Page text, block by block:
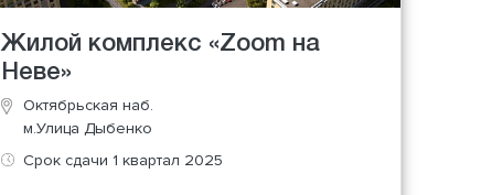
Жилой комплекс «Zoom на
Неве»
Октябрьская наб.
м.Улица Дыбенко
Срок сдачи 1 квартал 2025